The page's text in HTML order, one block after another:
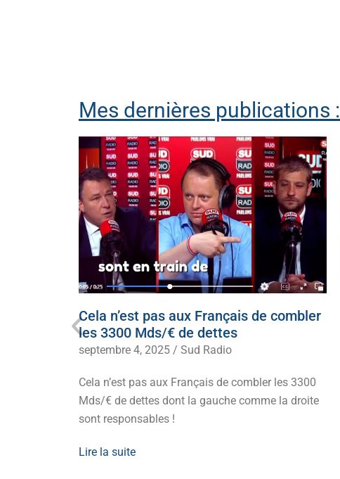
Mes dernières publications :
Cela n’est pas aux Français de combler
les 3300 Mds/€ de dettes
septembre 4, 2025 / Sud Radio
Cela n’est pas aux Français de combler les 3300
Mds/€ de dettes dont la gauche comme la droite
sont responsables !
Lire la suite